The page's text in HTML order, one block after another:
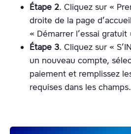
Étape 2. Cliquez sur «
droite de la page
« Démarrer l’essai gratuit
Étape 3. Cliquez sur «
un nouveau compte,
paiement et remplissez
requises dans les champs.